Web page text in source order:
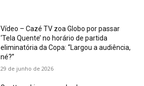
Vídeo – Cazé TV zoa Globo por passar
‘Tela Quente’ no horário de partida
eliminatória da Copa: “Largou a audiência,
né?”
29 de junho de 2026